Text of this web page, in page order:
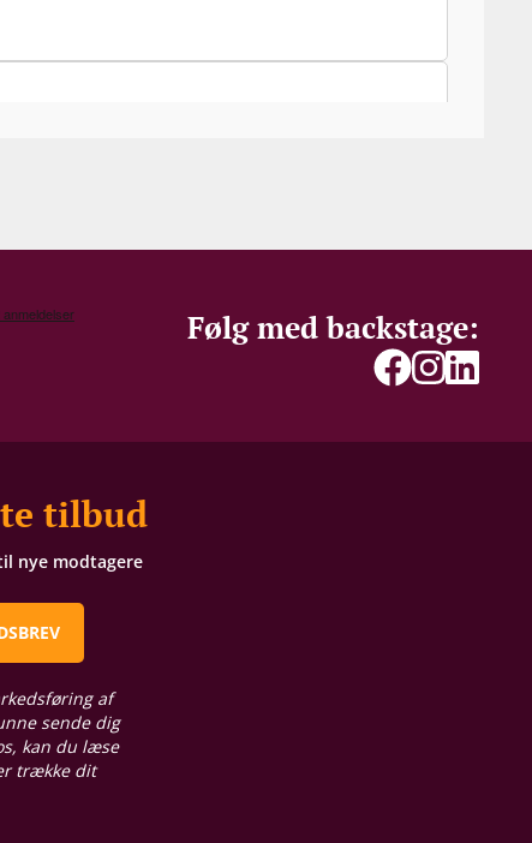
Følg med backstage:
tilbud
nye modtagere
af
sende dig
kan du læse
trække dit